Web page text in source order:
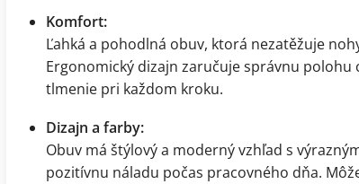
Komfort:
Ľahká a pohodlná obuv, ktorá nezatěžuje
Ergonomický dizajn zaručuje správnu
tlmenie pri každom kroku.
Dizajn a farby:
Obuv má štýlový a moderný vzhľad s
pozitívnu náladu počas pracovného dňa.